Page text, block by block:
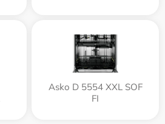
Asko D 5554 XXL SOF
FI